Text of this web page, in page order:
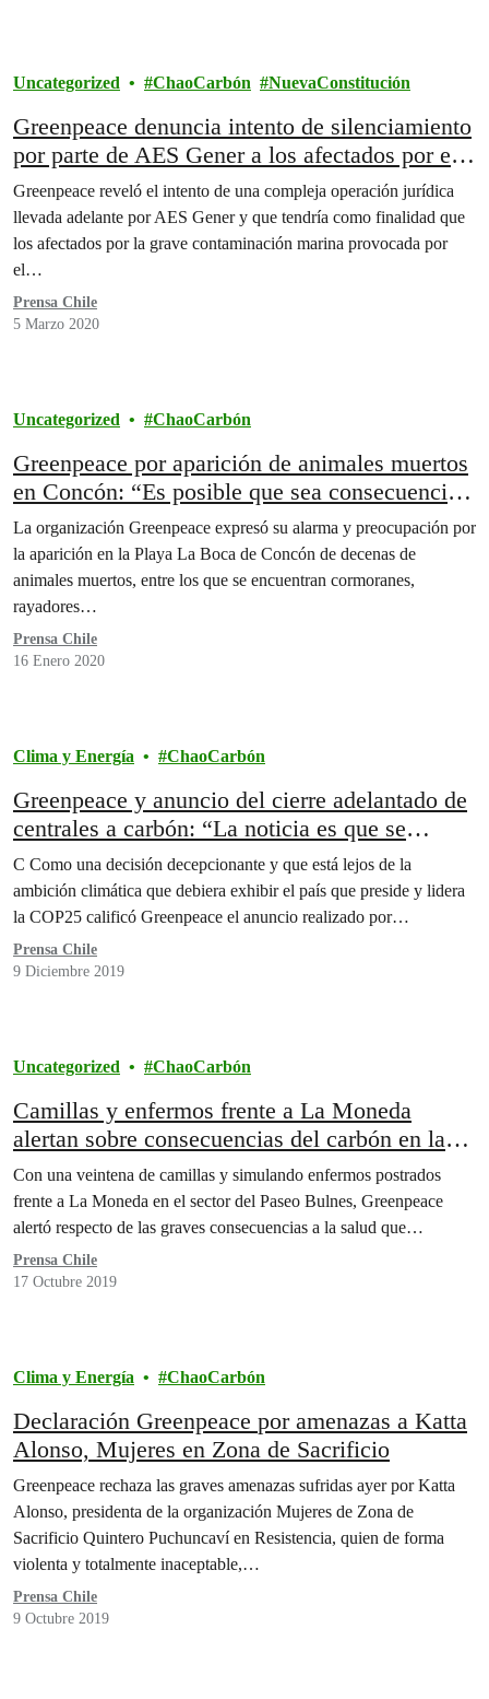
Uncategorized ChaoCarbón NuevaConstitución
Greenpeace denuncia intento de silenciamiento
por parte de AES Gener a los afectados por el
carbón de sus termoeléctricas
Greenpeace reveló el intento de una compleja operación jurídica
llevada adelante por AES Gener y que tendría como finalidad que
los afectados por la grave contaminación marina provocada por
el…
Prensa Chile
5 Marzo 2020
Uncategorized ChaoCarbón
Greenpeace por aparición de animales muertos
en Concón: “Es posible que sea consecuencia
de los efectos contaminantes de esta zona de
sacrificio”
La organización Greenpeace expresó su alarma y preocupación por
la aparición en la Playa La Boca de Concón de decenas de
animales muertos, entre los que se encuentran cormoranes,
rayadores…
Prensa Chile
16 Enero 2020
Clima y Energía ChaoCarbón
Greenpeace y anuncio del cierre adelantado de
centrales a carbón: “La noticia es que se
garantizan envenenamientos por otros 20
años”.
C Como una decisión decepcionante y que está lejos de la
ambición climática que debiera exhibir el país que preside y lidera
la COP25 calificó Greenpeace el anuncio realizado por…
Prensa Chile
9 Diciembre 2019
Uncategorized ChaoCarbón
Camillas y enfermos frente a La Moneda
alertan sobre consecuencias del carbón en las
zonas de sacrificio.
Con una veintena de camillas y simulando enfermos postrados
frente a La Moneda en el sector del Paseo Bulnes, Greenpeace
alertó respecto de las graves consecuencias a la salud que…
Prensa Chile
17 Octubre 2019
Clima y Energía ChaoCarbón
Declaración Greenpeace por amenazas a Katta
Alonso, Mujeres en Zona de Sacrificio
Greenpeace rechaza las graves amenazas sufridas ayer por Katta
Alonso, presidenta de la organización Mujeres de Zona de
Sacrificio Quintero Puchuncaví en Resistencia, quien de forma
violenta y totalmente inaceptable,…
Prensa Chile
9 Octubre 2019